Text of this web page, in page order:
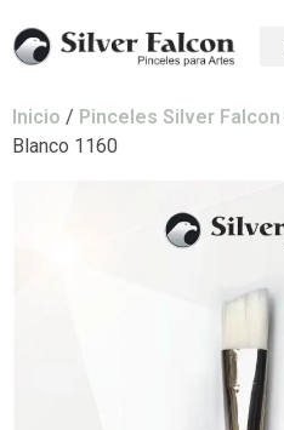
Inicio / Pinceles Silver Falcon
Blanco 1160